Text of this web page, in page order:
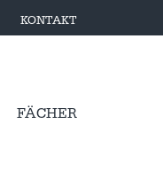
KONTAKT
FÄCHER